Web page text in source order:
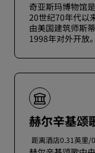
奇亚斯玛博物馆
20世纪70年代以
由美国建筑师斯
1998年对外开放。
赫尔辛基颂
距离酒店0.31英里/